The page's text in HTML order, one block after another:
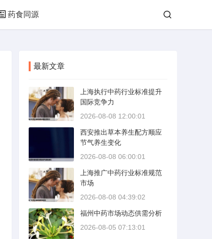
药食同源
最新文章
上海执行中药行业标准提升
国际竞争力
2026-08-08 12:00:01
西安推出草本养生配方顺应
节气养生变化
2026-08-08 06:00:01
上海推广中药行业标准规范
市场
2026-08-08 04:39:02
福州中药市场动态供需分析
2026-08-05 07:13:01